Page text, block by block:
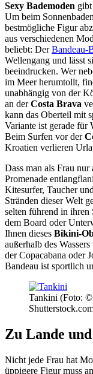
Sexy Bademoden
Um beim
bestmögliche Figur
aus verschiedenen
beliebt: DerBandeau-
Wellengang und lässt
beeindrucken. Wer
im Meer herumtollt,
unabhängig von der
an derCosta Brava
kann das Oberteil mit
Variante ist gerade für
Beim Surfen vor der
Kroatien verlieren
Dass man als Frau
Promenade
Kitesurfer, Taucher
Stränden dieser Welt
selten führend in ihren
dem Board oder
Ihnen dieses Bikini-
außerhalb des
der Copacabana oder
Bandeau ist sportlich
Tankini (Foto:
Zu Lande
Nicht jede Frau hat
üppigere Figur muss